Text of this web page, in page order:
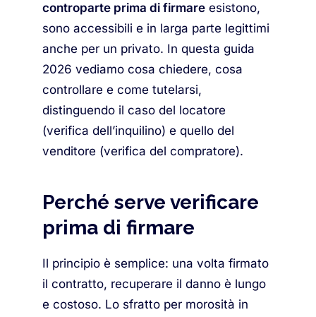
controparte prima di firmare esistono,
sono accessibili e in larga parte legittimi
anche per un privato. In questa guida
2026 vediamo cosa chiedere, cosa
controllare e come tutelarsi,
distinguendo il caso del locatore
(verifica dell’inquilino) e quello del
venditore (verifica del compratore).
Perché serve verificare
prima di firmare
Il principio è semplice: una volta firmato
il contratto, recuperare il danno è lungo
e costoso. Lo sfratto per morosità in